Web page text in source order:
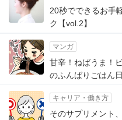
20秒でできるお手
ク【vol.2】
マンガ
甘辛！ねばうま！
のふんばりごはん
キャリア・働き方
そのサプリメント